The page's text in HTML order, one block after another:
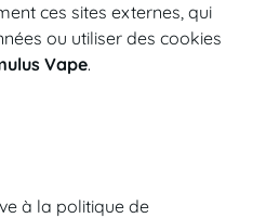
ces sites externes, qui
ou utiliser des cookies
Vape.
à la politique de